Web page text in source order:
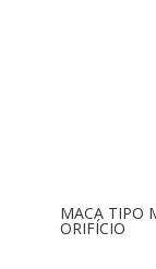
MACA TIPO
ORIFÍCIO